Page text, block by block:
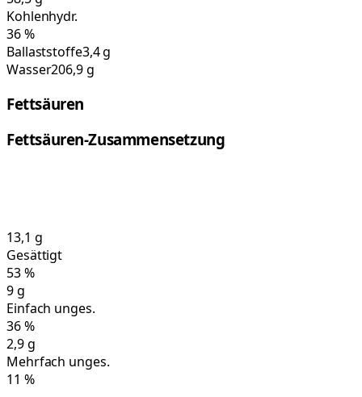
Kohlenhydr.
36%
Ballaststoffe3,4 g
Wasser206,9 g
Fettsäuren
Fettsäuren-Zusammensetzung
13,1 g
Gesättigt
53%
9g
Einfach unges.
36%
2,9g
Mehrfach unges.
11 %